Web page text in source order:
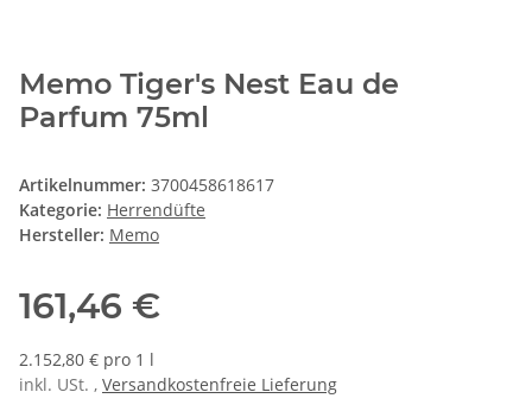
Memo Tiger's Nest Eau de
Parfum 75ml
Artikelnummer: 3700458618617
Kategorie: Herrendüfte
Hersteller: Memo
161,46 €
2.152,80 € pro 1 l
inkl. USt. , Versandkostenfreie Lieferung